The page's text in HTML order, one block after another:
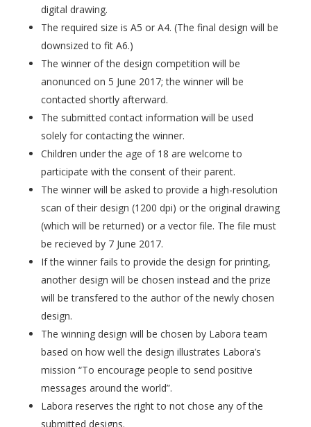
digital drawing.
The required size is A5 or A4. (The final design will be
downsized to fit A6.)
The winner of the design competition will be
anonunced on 5 June 2017; the winner will be
contacted shortly afterward.
The submitted contact information will be used
solely for contacting the winner.
Children under the age of 18 are welcome to
participate with the consent of their parent.
The winner will be asked to provide a high-resolution
scan of their design (1200 dpi) or the original drawing
(which will be returned) or a vector file. The file must
be recieved by 7 June 2017.
If the winner fails to provide the design for printing,
another design will be chosen instead and the prize
will be transfered to the author of the newly chosen
design.
The winning design will be chosen by Labora team
based on how well the design illustrates Labora’s
mission “To encourage people to send positive
messages around the world”.
Labora reserves the right to not chose any of the
submitted designs.